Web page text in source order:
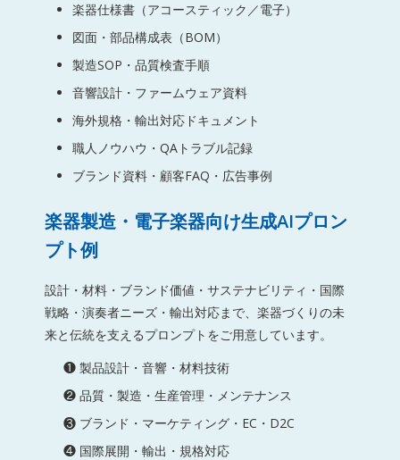
楽器仕様書（アコースティック／電子）
図面・部品構成表（BOM）
製造SOP・品質検査手順
音響設計・ファームウェア資料
海外規格・輸出対応ドキュメント
職人ノウハウ・QAトラブル記録
ブランド資料・顧客FAQ・広告事例
楽器製造・電子楽器向け生成AIプロン
プト例
設計・材料・ブランド価値・サステナビリティ・国際
戦略・演奏者ニーズ・輸出対応まで、楽器づくりの未
来と伝統を支えるプロンプトをご用意しています。
❶ 製品設計・音響・材料技術
❷ 品質・製造・生産管理・メンテナンス
❸ ブランド・マーケティング・EC・D2C
❹ 国際展開・輸出・規格対応